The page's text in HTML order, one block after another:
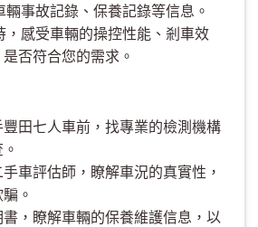
輛事故記錄、保養記錄等信息。
，感受車輛的操控性能、剎車效
否符合您的需求。
田七人車前，找專業的檢測機構
車評估師，瞭解車況的真實性，
。
，瞭解車輛的保養維護信息，以